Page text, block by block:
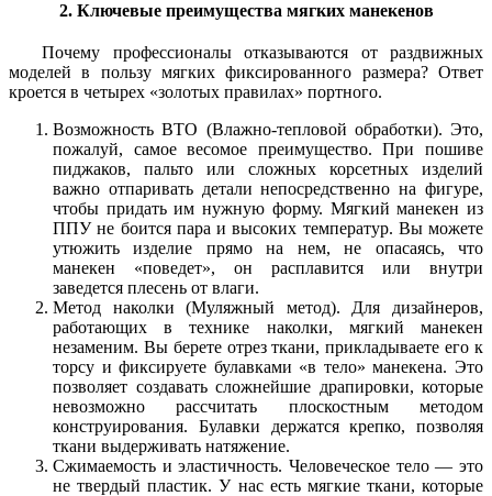
2. Ключевые преимущества мягких манекенов
Почему профессионалы отказываются от раздвижных
моделей в пользу мягких фиксированного размера? Ответ
кроется в четырех «золотых правилах» портного.
Возможность ВТО (Влажно-тепловой обработки). Это,
пожалуй, самое весомое преимущество. При пошиве
пиджаков, пальто или сложных корсетных изделий
важно отпаривать детали непосредственно на фигуре,
чтобы придать им нужную форму. Мягкий манекен из
ППУ не боится пара и высоких температур. Вы можете
утюжить изделие прямо на нем, не опасаясь, что
манекен «поведет», он расплавится или внутри
заведется плесень от влаги.
Метод наколки (Муляжный метод). Для дизайнеров,
работающих в технике наколки, мягкий манекен
незаменим. Вы берете отрез ткани, прикладываете его к
торсу и фиксируете булавками «в тело» манекена. Это
позволяет создавать сложнейшие драпировки, которые
невозможно рассчитать плоскостным методом
конструирования. Булавки держатся крепко, позволяя
ткани выдерживать натяжение.
Сжимаемость и эластичность. Человеческое тело — это
не твердый пластик. У нас есть мягкие ткани, которые